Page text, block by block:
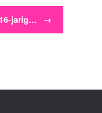
jarig… →